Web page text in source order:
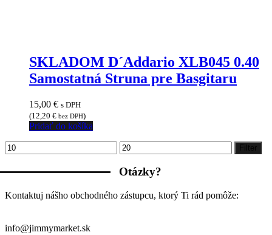
SKLADOM D´Addario XLB045 0.40
Samostatná Struna pre Basgitaru
15,00 € s DPH
(12,20 € bez DPH)
Pridať do košíka
Minimálna
cena
Maximálna
cena
Filter
Otázky?
Kontaktuj nášho obchodného zástupcu, ktorý Ti rád pomôže:
info@jimmymarket.sk